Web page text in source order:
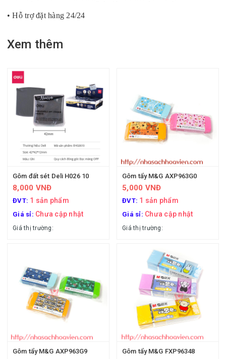
• Hỗ trợ đặt hàng 24/24
Xem thêm
Gôm đất sét Deli H026 10
8,000 VNĐ
ĐVT: 1 sản phẩm
Giá sỉ: Chưa cập nhật
Giá thị trường:
Gôm tẩy M&G AXP963G0
5,000 VNĐ
ĐVT: 1 sản phẩm
Giá sỉ: Chưa cập nhật
Giá thị trường:
Gôm tẩy M&G AXP963G9 Gôm tẩy M&G FXP96348